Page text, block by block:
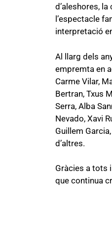
d’aleshores,
l’espectacle
interpretació
Al llarg dels
empremta en
Carme Vilar,
Bertran, Txus
Serra, Alba
Nevado, Xavi
Guillem
d’altres.
Gràcies a tots
que continua